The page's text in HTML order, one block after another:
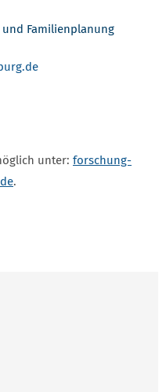
Familienplanung
unter: forschung-
.